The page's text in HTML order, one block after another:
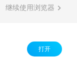
继续使用浏览器
打开